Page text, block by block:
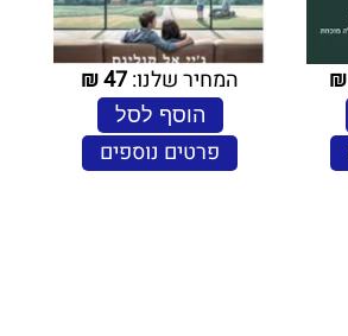
₪ המחיר שלנו:47
₪
הוסף לסל
פרטים נוספים